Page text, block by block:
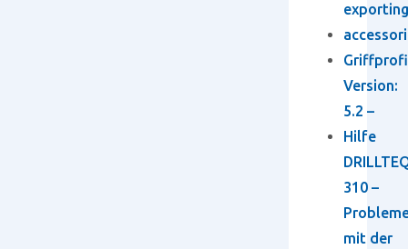
exporting
Version:
5.2 –
Hilfe
310 –
mit der